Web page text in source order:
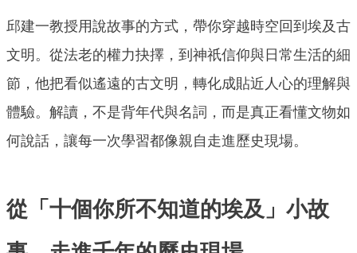
邱建一教授用說故事的方式，帶你穿越時空回到埃及古
文明。從法老的權力抉擇，到神祇信仰與日常生活的細
節，他把看似遙遠的古文明，轉化成貼近人心的理解與
體驗。解讀，不是背年代與名詞，而是真正看懂文物如
何說話，讓每一次學習都像親自走進歷史現場。
從「十個你所不知道的埃及」小故